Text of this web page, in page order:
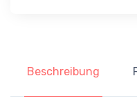
Beschreibung